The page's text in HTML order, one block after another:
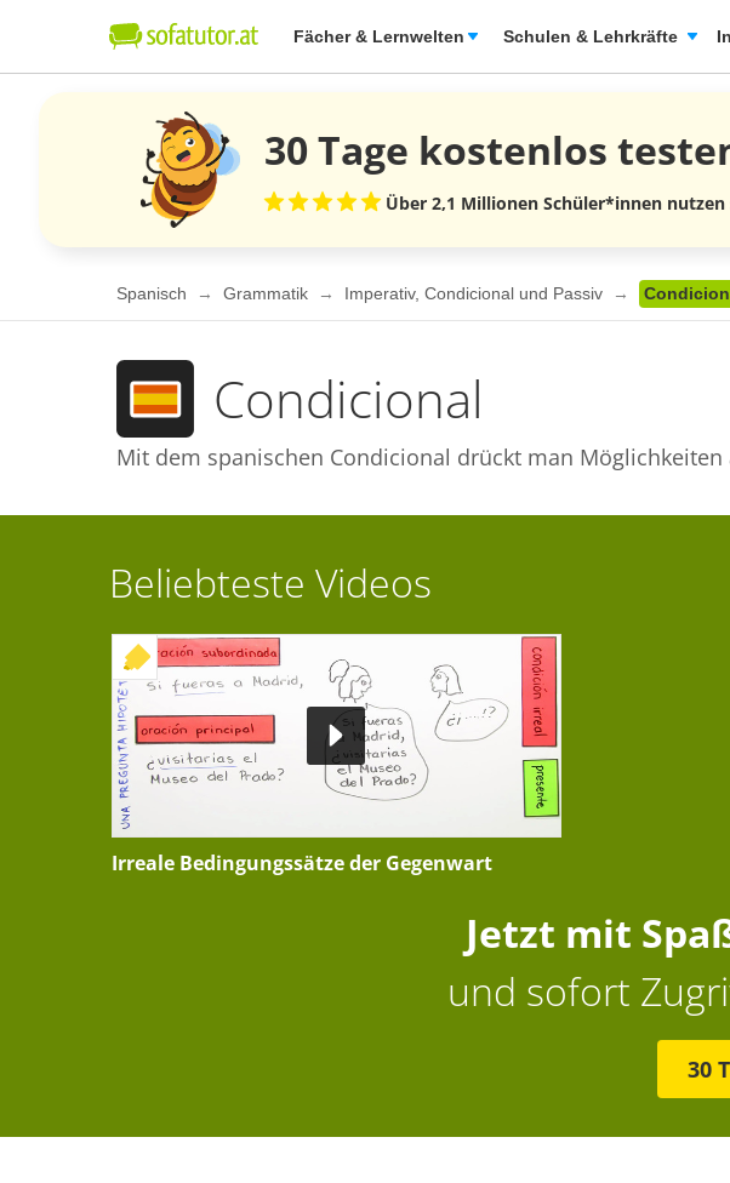
Fächer & Lernwelten Schulen & Lehrkräfte
30 Tage kostenlos
Über 2,1 Millionen Schüler*innen
Spanisch Grammatik Imperativ, Condicional und Passiv
Condicional
Mit dem spanischen Condicional drückt man
Beliebteste Videos
+ INTERAKTIVE ÜBUNG
Irreale Bedingungssätze der Gegenwart
Jetzt mit
und sofort
30